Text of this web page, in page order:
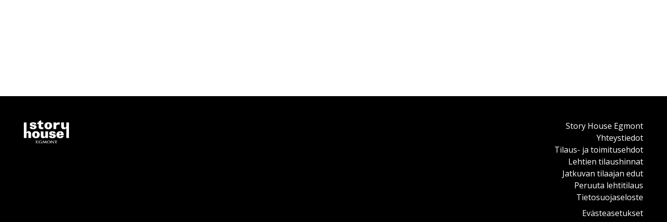
Story House Egmont
Yhteystiedot
Tilaus- ja toimitusehdot
Lehtien tilaushinnat
Jatkuvan tilaajan edut
Peruuta lehtitilaus
Tietosuojaseloste
Evästeasetukset